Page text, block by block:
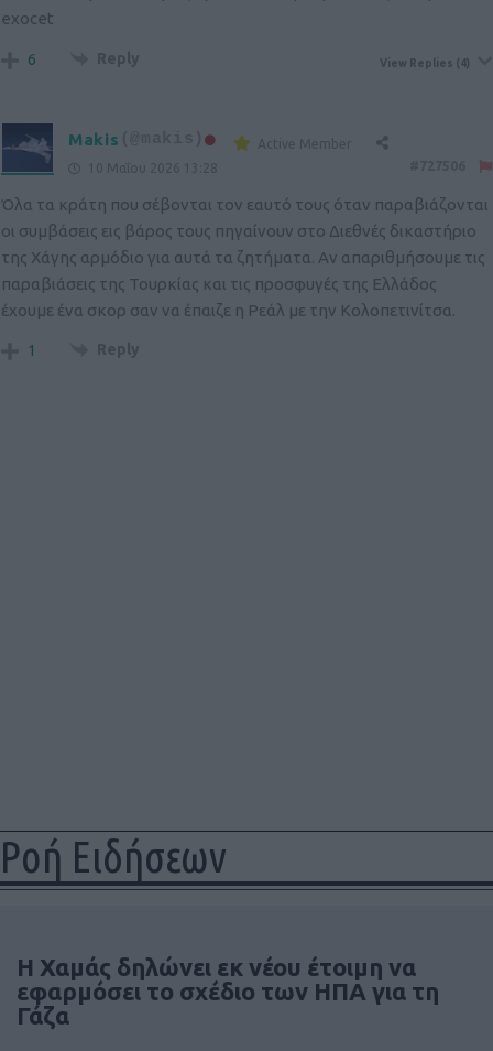
Ροή Ειδήσεων
Η Χαμάς δηλώνει εκ νέου έτοιμη να
εφαρμόσει το σχέδιο των ΗΠΑ για τη
Γάζα
exocet
6 Reply View Replies (4)
Makis (@makis)
Active Member
10 Μαΐου 2026 13:28
Όλα τα κράτη που σέβονται τον εαυτό τους όταν παραβιάζονται
οι συμβάσεις εις βάρος τους πηγαίνουν στο Διεθνές δικαστήριο
της Χάγης αρμόδιο για αυτά τα ζητήματα. Αν απαριθμήσουμε τις
παραβιάσεις της Τουρκίας και τις προσφυγές της Ελλάδος
έχουμε ένα σκορ σαν να έπαιζε η Ρεάλ με την Κολοπετινίτσα.
1 Reply